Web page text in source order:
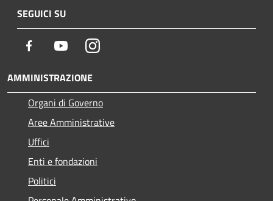
SEGUICI SU
Facebook YoutubeInstagram
AMMINISTRAZIONE
Organi di Governo
Aree Amministrative
Uffici
Enti e fondazioni
Politici